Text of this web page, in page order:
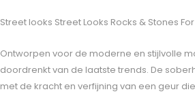
Street looks Street Looks Rocks & Stones For
Ontworpen voor de moderne en stijlvolle
doordrenkt van de laatste trends. De
met de kracht en verfijning van een geur